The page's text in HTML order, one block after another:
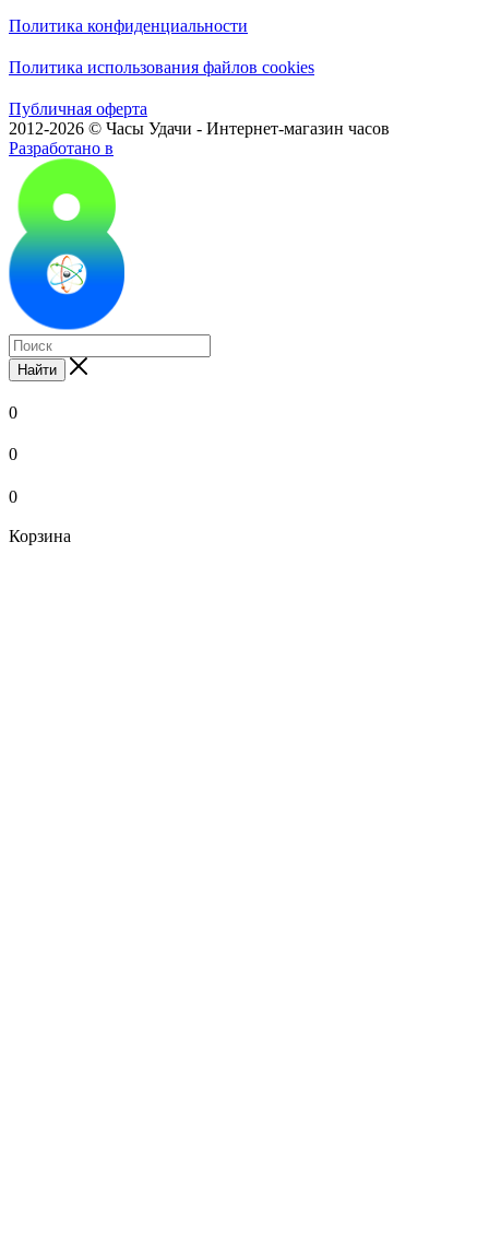
Политика конфиденциальности
Политика использования файлов cookies
Публичная оферта
2012-2026 © Часы Удачи - Интернет-магазин часов
Разработано в
Найти
0
0
0
Корзина